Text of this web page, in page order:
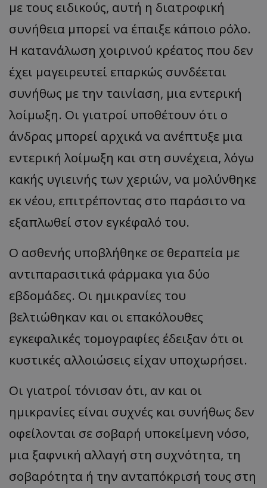
με τους ειδικούς, αυτή η διατροφική
συνήθεια μπορεί να έπαιξε κάποιο ρόλο.
Η κατανάλωση χοιρινού κρέατος που δεν
έχει μαγειρευτεί επαρκώς συνδέεται
συνήθως με την ταινίαση, μια εντερική
λοίμωξη. Οι γιατροί υποθέτουν ότι ο
άνδρας μπορεί αρχικά να ανέπτυξε μια
εντερική λοίμωξη και στη συνέχεια, λόγω
κακής υγιεινής των χεριών, να μολύνθηκε
εκ νέου, επιτρέποντας στο παράσιτο να
εξαπλωθεί στον εγκέφαλό του.
Ο ασθενής υποβλήθηκε σε θεραπεία με
αντιπαρασιτικά φάρμακα για δύο
εβδομάδες. Οι ημικρανίες του
βελτιώθηκαν και οι επακόλουθες
εγκεφαλικές τομογραφίες έδειξαν ότι οι
κυστικές αλλοιώσεις είχαν υποχωρήσει.
Οι γιατροί τόνισαν ότι, αν και οι
ημικρανίες είναι συχνές και συνήθως δεν
οφείλονται σε σοβαρή υποκείμενη νόσο,
μια ξαφνική αλλαγή στη συχνότητα, τη
σοβαρότητα ή την ανταπόκρισή τους στη